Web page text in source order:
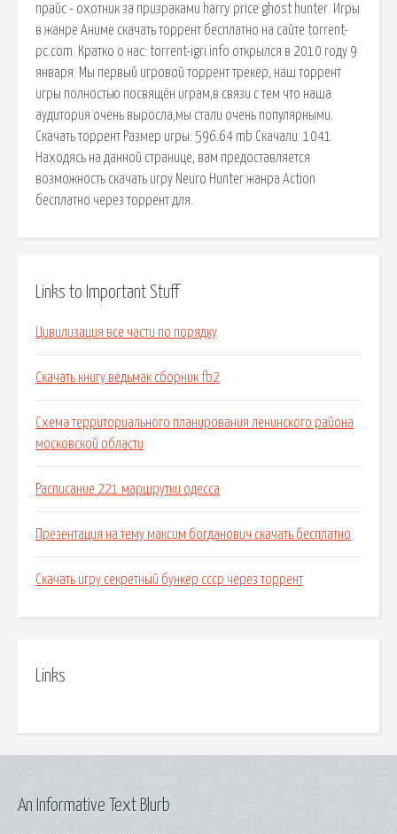
прайс - охотник за призраками harry price ghost hunter. Игры
в жанре Аниме скачать торрент бесплатно на сайте torrent-
pc.com. Кратко о нас: torrent-igri.info открылся в 2010 году 9
января. Мы первый игровой торрент трекер, наш торрент
игры полностью посвящён играм,в связи с тем что наша
аудитория очень выросла,мы стали очень популярными.
Скачать торрент Размер игры: 596.64 mb Скачали: 1041
Находясь на данной странице, вам предоставляется
возможность скачать игру Neuro Hunter жанра Action
бесплатно через торрент для.
Links to Important Stuff
Цивилизация все части по порядку
Скачать книгу ведьмак сборник fb2
Схема территориального планирования ленинского района
московской области
Расписание 221 маршрутки одесса
Презентация на тему максим богданович скачать бесплатно
Скачать игру секретный бункер ссср через торрент
Links
An Informative Text Blurb